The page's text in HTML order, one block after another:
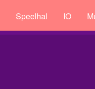
Speelhal IO